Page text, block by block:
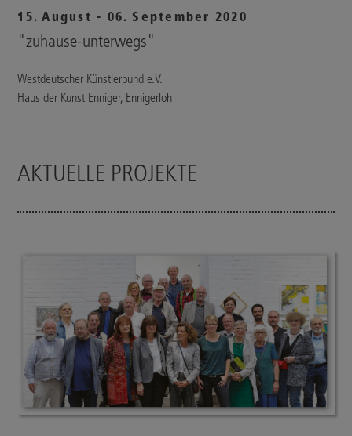
15. August - 06. September 2020
"zuhause-unterwegs"
Westdeutscher Künstlerbund e.V.
Haus der Kunst Enniger, Ennigerloh
AKTUELLE PROJEKTE